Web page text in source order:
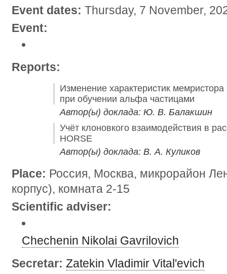
Event dates: Thursday, 7 November,
Event:
Reports:
Изменение характеристик
при обучении альфа частицами
Автор(ы) доклада: Ю. В. Балакшин
Учёт клоновкого взаимодействия в
HORSE
Автор(ы) доклада: В. А. Куликов
Place: Россия, Москва, микрорайон
корпус), комната 2-15
Scientific adviser:
Chechenin Nikolai Gavrilovich
Secretar: Zatekin Vladimir Vital'evich